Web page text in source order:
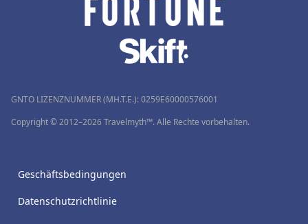
GNTO LIZENZNUMMER (MH.T.E.): 0259Ε60000576001
Copyright © 2012–2026 Travelmyth™. Alle Rechte vorbehalten.
Geschäftsbedingungen
Datenschutzrichtlinie